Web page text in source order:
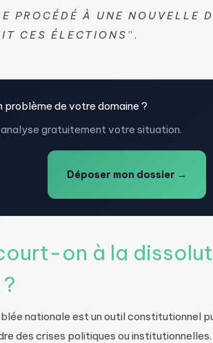
PROCÉDÉ À UNE NOUVELLE
CES ÉLECTIONS ”.
problème de votre domaine ?
gratuitement votre situation.
Déposer mon dossier →
on à la
nationale est un outil constitutionnel
des crises politiques ou institutionnelles.